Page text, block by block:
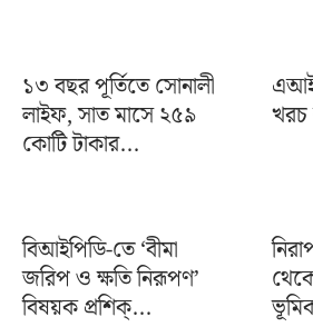
১৩ বছর পূর্তিতে সোনালী
লাইফ, সাত মাসে ২৫৯
কোটি টাকার...
খরচ
বিআইপিডি-তে ‘বীমা
জরিপ ও ক্ষতি নিরূপণ’
বিষয়ক প্রশিক্...